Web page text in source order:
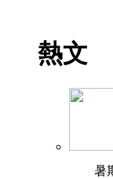
熱文
暑